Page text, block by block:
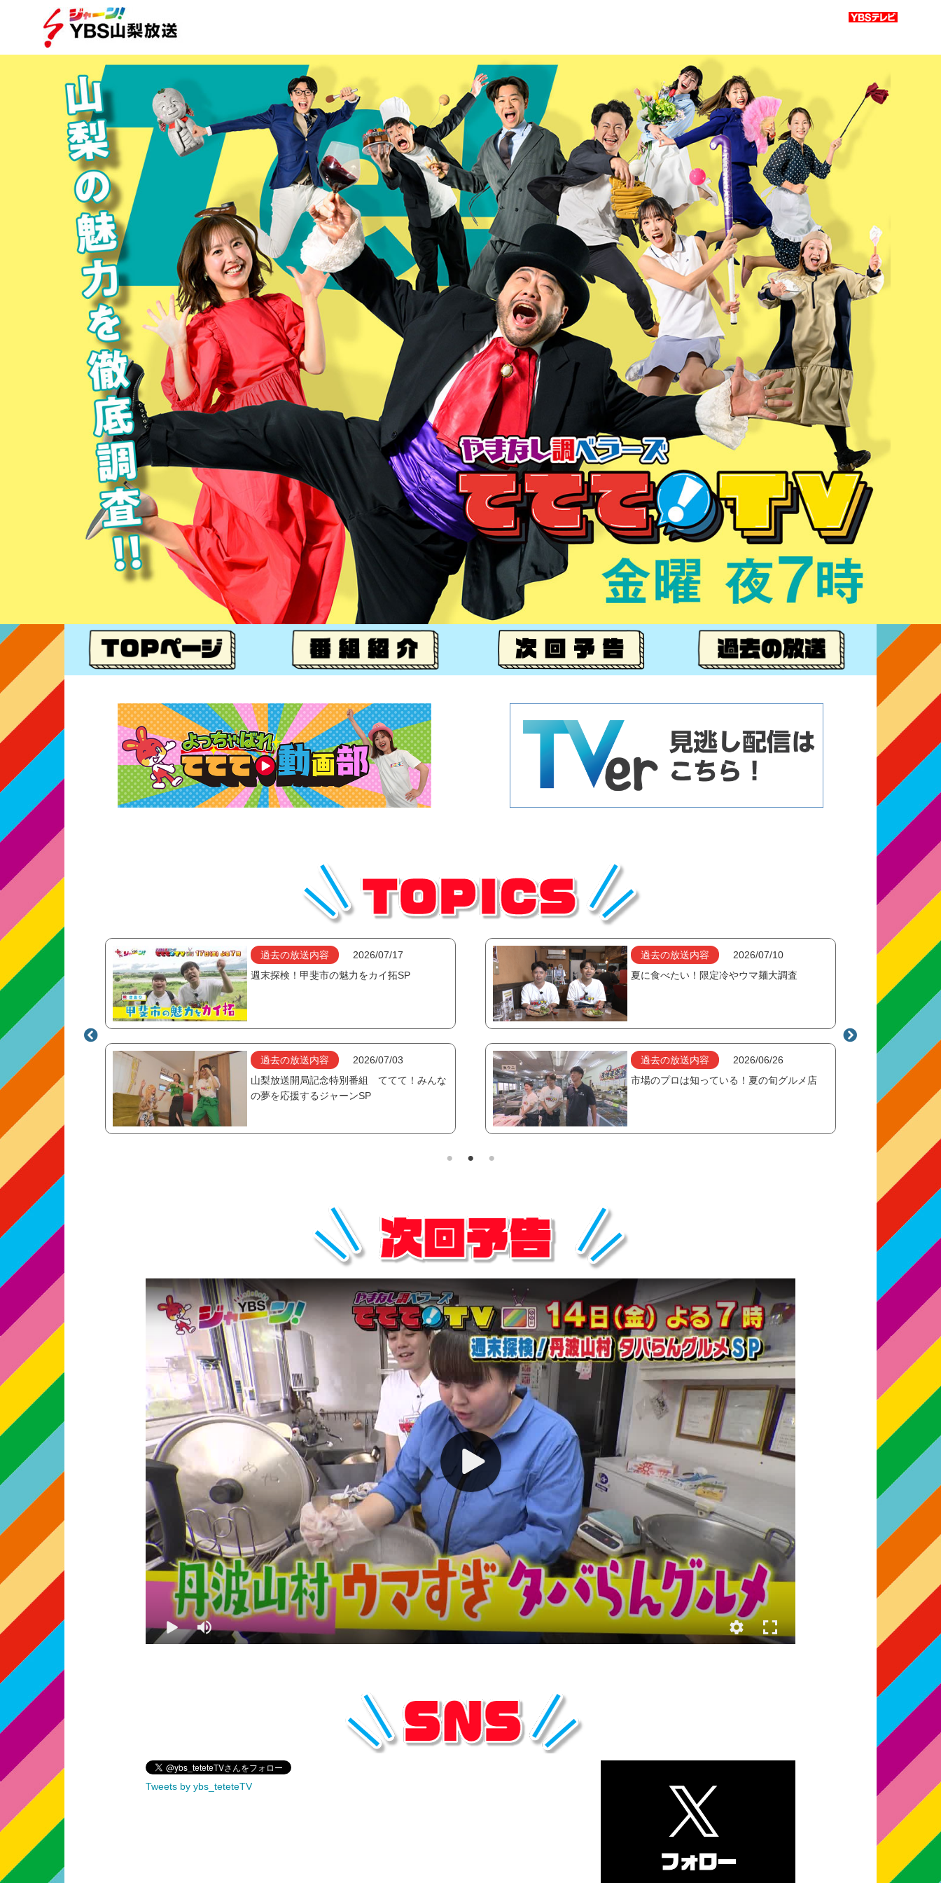
2026/08/07
ルメ大調査
24
り商店街を大調査
過去の放送内容
2026/07/17
週末探検！甲斐市の魅力をカイ拓SP
過去の放送内容
2026/07/10
夏に食べたい！限定冷やウマ麺大調査
過去の放送内容
2026/07/03
山梨放送開局記念特別番組 ててて！みんな
の夢を応援するジャーンSP
過去の放送内容
2026/06/26
市場のプロは知っている！夏の旬グルメ店
Tweets by ybs_teteteTV